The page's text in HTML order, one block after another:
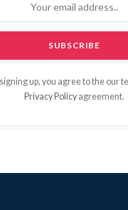
up, you agree to the our
Privacy Policy agreement.